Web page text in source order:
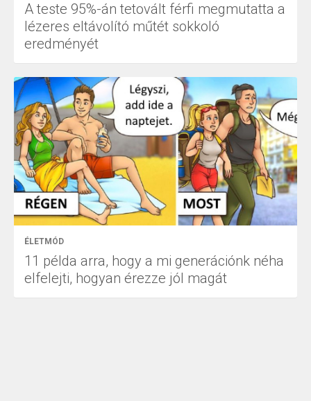
A teste 95%-án tetovált férfi megmutatta a
lézeres eltávolító műtét sokkoló
eredményét
ÉLETMÓD
11 példa arra, hogy a mi generációnk néha
elfelejti, hogyan érezze jól magát